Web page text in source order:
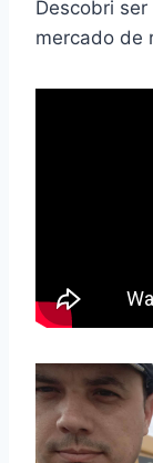
Descobri
mercado de